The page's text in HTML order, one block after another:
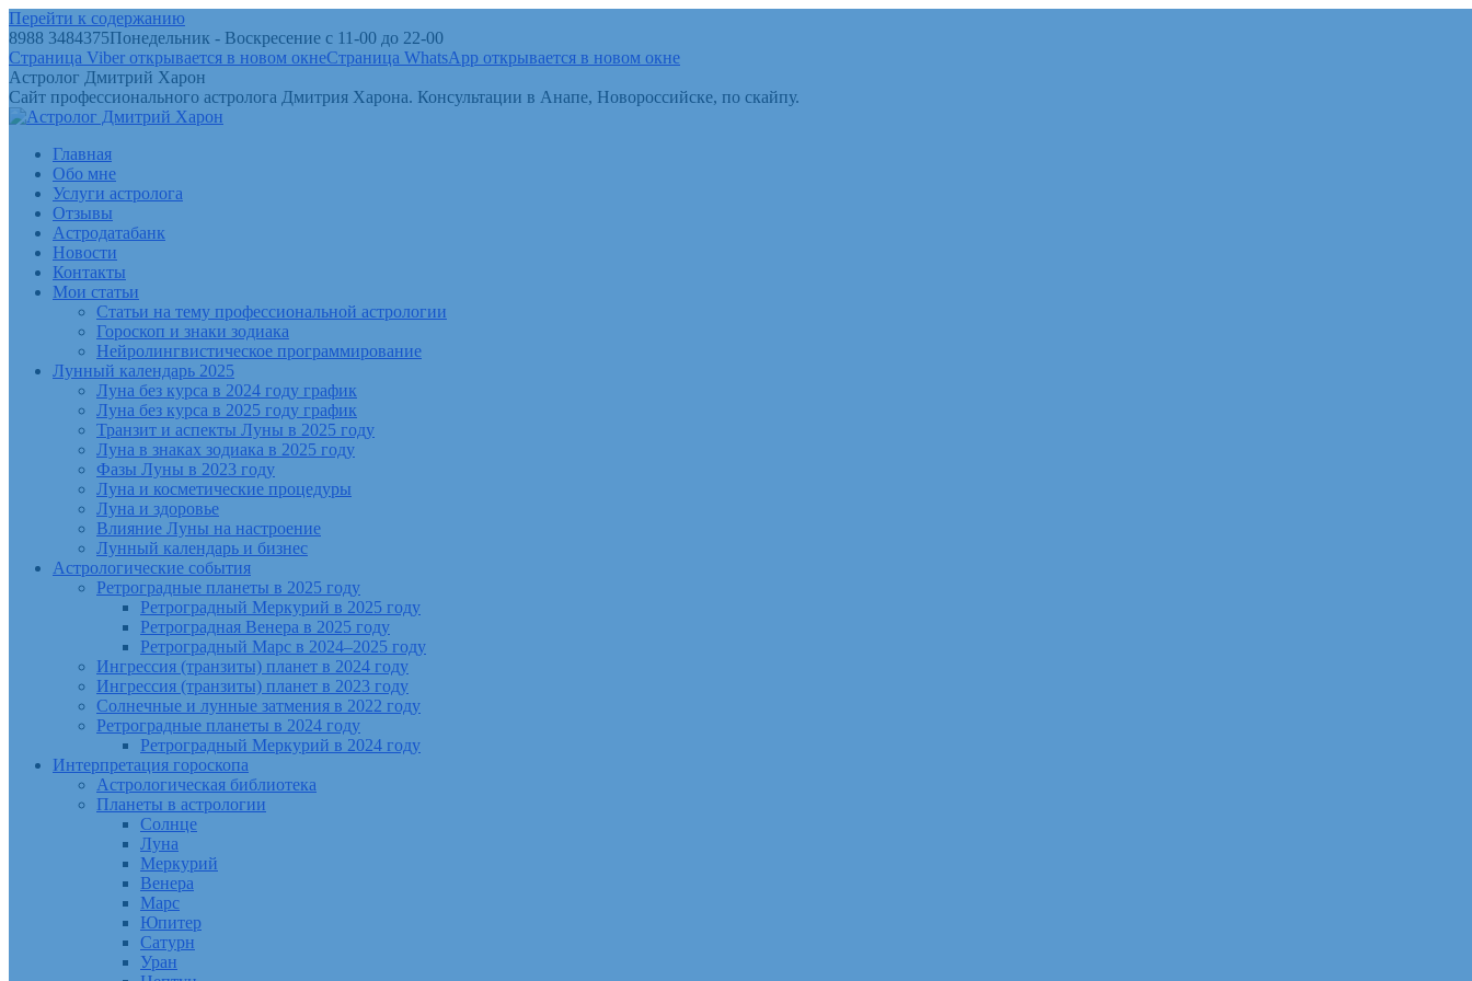
Перейти к содержанию
8988 3484375Понедельник - Воскресение с 11-00 до 22-00
Страница Viber открывается в новом окнеСтраница WhatsApp открывается в новом окне
Астролог Дмитрий Харон
Сайт профессионального астролога Дмитрия Харона. Консультации в Анапе, Новороссийске, по скайпу.
Главная
Обо мне
Услуги астролога
Отзывы
Астродатабанк
Новости
Контакты
Мои статьи
Статьи на тему профессиональной астрологии
Гороскоп и знаки зодиака
Нейролингвистическое программирование
Лунный календарь 2025
Луна без курса в 2024 году график
Луна без курса в 2025 году график
Транзит и аспекты Луны в 2025 году
Луна в знаках зодиака в 2025 году
Фазы Луны в 2023 году
Луна и косметические процедуры
Луна и здоровье
Влияние Луны на настроение
Лунный календарь и бизнес
Астрологические события
Ретроградные планеты в 2025 году
Ретроградный Меркурий в 2025 году
Ретроградная Венера в 2025 году
Ретроградный Марс в 2024–2025 году
Ингрессия (транзиты) планет в 2024 году
Ингрессия (транзиты) планет в 2023 году
Солнечные и лунные затмения в 2022 году
Ретроградные планеты в 2024 году
Ретроградный Меркурий в 2024 году
Интерпретация гороскопа
Астрологическая библиотека
Планеты в астрологии
Солнце
Луна
Меркурий
Венера
Марс
Юпитер
Сатурн
Уран